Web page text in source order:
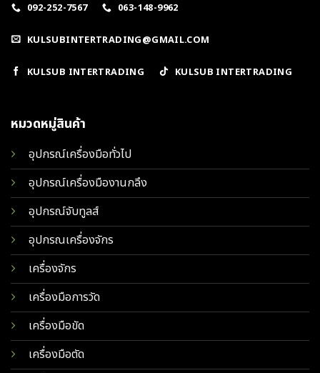
092-252-7567 063-148-9962
KULSUBINTERTRADING@GMAIL.COM
KULSUB INTERTRADING KULSUB INTERTRADING
หมวดหมู่สินค้า
อุปกรณ์เครื่องมือทั่วไป
อุปกรณ์เครื่องมืองานกลึง
อุปกรณ์จับทูลส์
อุปกรณเครื่องจักร
เครื่องจักร
เครื่องมือการวัด
เครื่องมือขัด
เครื่องมือตัด